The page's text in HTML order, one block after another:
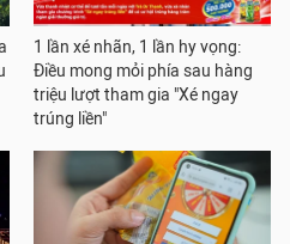
1 lần xé nhãn, 1 lần hy vọng:
Điều mong mỏi phía sau hàng
triệu lượt tham gia "Xé ngay
trúng liền"